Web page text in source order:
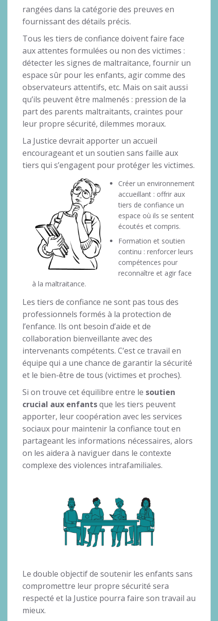
rangées dans la catégorie des preuves en
fournissant des détails précis.
Tous les tiers de confiance doivent faire face
aux attentes formulées ou non des victimes :
détecter les signes de maltraitance, fournir un
espace sûr pour les enfants, agir comme des
observateurs attentifs, etc. Mais on sait aussi
qu’ils peuvent être malmenés : pression de la
part des parents maltraitants, craintes pour
leur propre sécurité, dilemmes moraux.
La Justice devrait apporter un accueil
encourageant et un soutien sans faille aux
tiers qui s’engagent pour protéger les victimes.
Créer un environnement
accueillant : offrir aux
tiers de confiance un
espace où ils se sentent
écoutés et compris.
Formation et soutien
continu : renforcer leurs
compétences pour
reconnaître et agir face
à la maltraitance.
Les tiers de confiance ne sont pas tous des
professionnels formés à la protection de
l’enfance. Ils ont besoin d’aide et de
collaboration bienveillante avec des
intervenants compétents. C’est ce travail en
équipe qui a une chance de garantir la sécurité
et le bien-être de tous (victimes et proches).
Si on trouve cet équilibre entre le soutien
crucial aux enfantsque les tiers peuvent
apporter, leur coopération avec les services
sociaux pour maintenir la confiance tout en
partageant les informations nécessaires, alors
on les aidera à naviguer dans le contexte
complexe des violences intrafamiliales.
Le double objectif de soutenir les enfants sans
compromettre leur propre sécurité sera
respecté et la Justice pourra faire son travail au
mieux.